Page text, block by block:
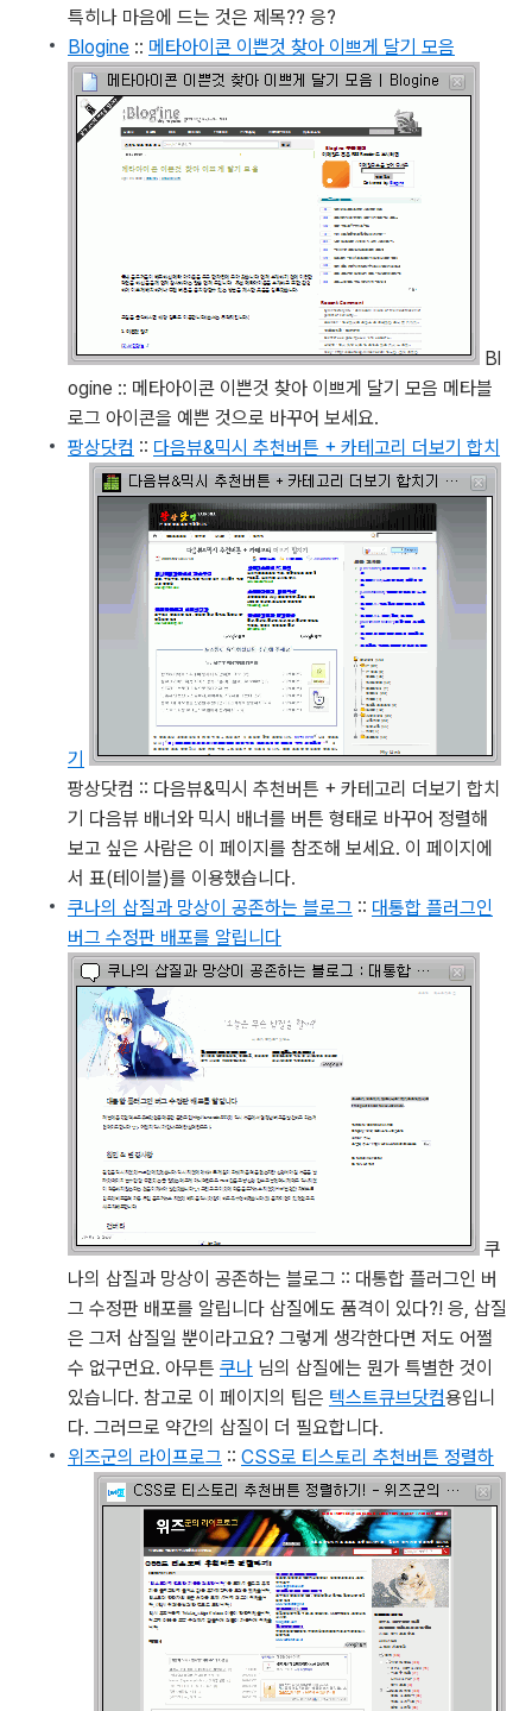
특히나 마음에 드는 것은 제목?? 응?
Blogine :: 메타아이콘 이쁜것 찾아 이쁘게 달기 모음
Bl
ogine :: 메타아이콘 이쁜것 찾아 이쁘게 달기 모음 메타블
로그 아이콘을 예쁜 것으로 바꾸어 보세요.
팡상닷컴 :: 다음뷰&믹시 추천버튼 + 카테고리 더보기 합치
기
팡상닷컴 :: 다음뷰&믹시 추천버튼 + 카테고리 더보기 합치
기 다음뷰 배너와 믹시 배너를 버튼 형태로 바꾸어 정렬해
보고 싶은 사람은 이 페이지를 참조해 보세요. 이 페이지에
서 표(테이블)를 이용했습니다.
쿠나의 삽질과 망상이 공존하는 블로그 :: 대통합 플러그인
버그 수정판 배포를 알립니다
쿠
나의 삽질과 망상이 공존하는 블로그 :: 대통합 플러그인 버
그 수정판 배포를 알립니다 삽질에도 품격이 있다?! 응, 삽질
은 그저 삽질일 뿐이라고요? 그렇게 생각한다면 저도 어쩔
수 없구먼요. 아무튼 쿠나 님의 삽질에는 뭔가 특별한 것이
있습니다. 참고로 이 페이지의 팁은 텍스트큐브닷컴용입니
다. 그러므로 약간의 삽질이 더 필요합니다.
위즈군의 라이프로그 :: CSS로 티스토리 추천버튼 정렬하